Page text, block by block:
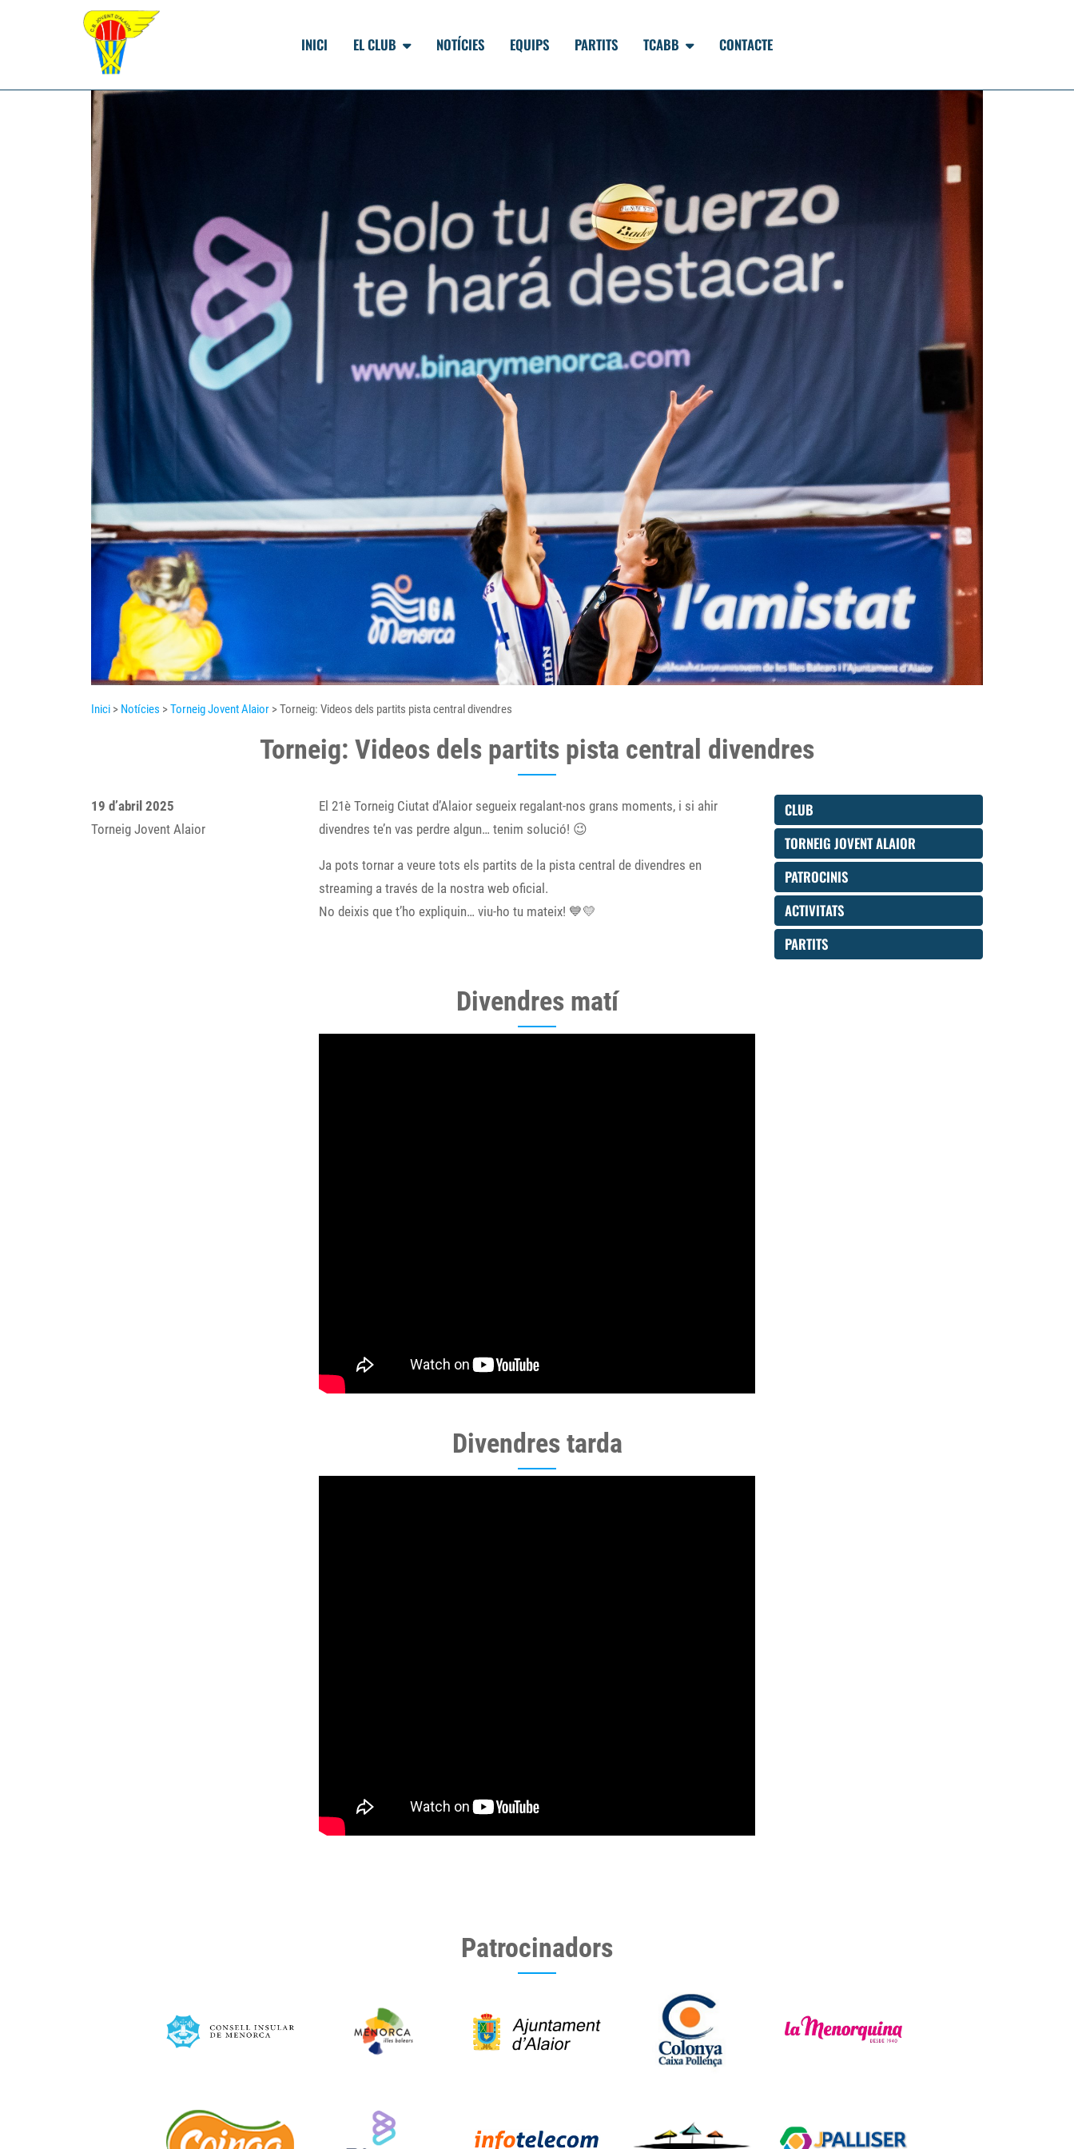
INICI EL CLUB NOTÍCIES EQUIPS PARTITS TCABB CONTACTE
Inici > Notícies >Torneig Jovent Alaior > Torneig: Videos dels partits pista central divendres
Torneig: Videos dels partits pista central divendres
19 d’abril 2025
Torneig Jovent Alaior
El 21è Torneig Ciutat d’Alaior segueix regalant-nos grans moments, i si ahir
divendres te’n vas perdre algun… tenim solució! 😉
Ja pots tornar a veure tots els partits de la pista central de divendres en
streaming a través de la nostra web oficial.
No deixis que t’ho expliquin… viu-ho tu mateix! 💙💛
Divendres matí
Divendres tarda
CLUB
TORNEIG JOVENT ALAIOR
PATROCINIS
ACTIVITATS
PARTITS
Patrocinadors